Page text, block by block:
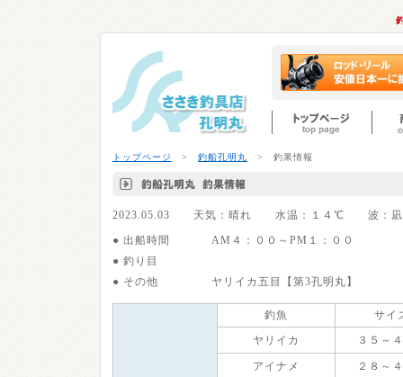
トップページ > 釣船孔明丸 > 釣果情報
2023.05.03 天気：晴れ 水温：１４℃ 波：
● 出船時間
AM４：００～PM１：００
● 釣り目
● その他
ヤリイカ五目【第3孔明丸】
釣魚
サイ
ヤリイカ
３５～
アイナメ ２８～